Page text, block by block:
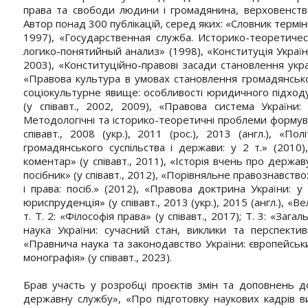
права та свободи людини і громадянина,
Автор понад 300 публікацій, серед яких: «Словник
1997), «Государственная служба. Историко-
логико-понятийный анализ» (1998), «Конституція
2003), «Конституційно-правові засади становлення
«Правова культура в умовах становлення
соціокультурне явище: особливості юридичного
(у співавт., 2002, 2009), «Правова система
Методологічні та історико-теоретичні проблеми
співавт., 2008 (укр.), 2011 (рос.), 2013 (англ.),
громадянського суспільства і держави: у 2 т.»
коментар» (у співавт., 2011), «Історія вчень про
посібник» (у співавт., 2012), «Порівняльне
і права: посіб.» (2012), «Правова доктрина України:
юриспруденція» (у співавт., 2013 (укр.), 2015 (англ.),
т. Т. 2: «Філософія права» (у співавт., 2017); Т. 3:
наука України: сучасний стан, виклики та
«Правнича наука та законодавство України:
монографія» (у співавт., 2023).
Брав участь у розробці проєктів змін та доповнень
державну службу», «Про підготовку наукових кадрів